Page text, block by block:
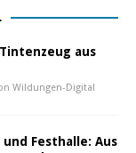
aus
Wildungen-Digital
Festhalle: Aus